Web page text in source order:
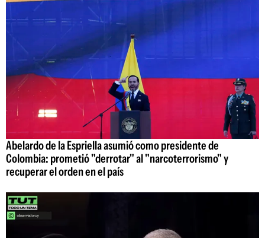
Abelardo de la Espriella asumió como presidente de
Colombia: prometió "derrotar" al "narcoterrorismo" y
recuperar el orden en el país